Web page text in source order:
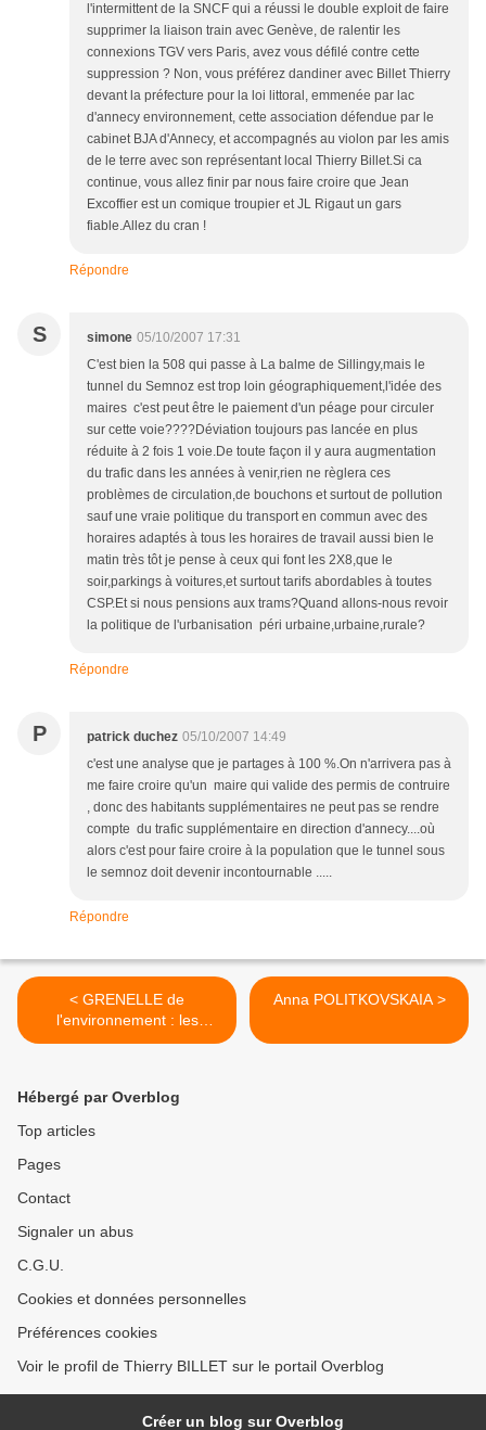
l'intermittent de la SNCF qui a réussi le double exploit de faire
supprimer la liaison train avec Genève, de ralentir les
connexions TGV vers Paris, avez vous défilé contre cette
suppression ? Non, vous préférez dandiner avec Billet Thierry
devant la préfecture pour la loi littoral, emmenée par lac
d'annecy environnement, cette association défendue par le
cabinet BJA d'Annecy, et accompagnés au violon par les amis
de le terre avec son représentant local Thierry Billet.Si ca
continue, vous allez finir par nous faire croire que Jean
Excoffier est un comique troupier et JL Rigaut un gars
fiable.Allez du cran !
Répondre
S simone 05/10/2007 17:31
C'est bien la 508 qui passe à La balme de Sillingy,mais le
tunnel du Semnoz est trop loin géographiquement,l'idée des
maires c'est peut être le paiement d'un péage pour circuler
sur cette voie????Déviation toujours pas lancée en plus
réduite à 2 fois 1 voie.De toute façon il y aura augmentation
du trafic dans les années à venir,rien ne règlera ces
problèmes de circulation,de bouchons et surtout de pollution
sauf une vraie politique du transport en commun avec des
horaires adaptés à tous les horaires de travail aussi bien le
matin très tôt je pense à ceux qui font les 2X8,que le
soir,parkings à voitures,et surtout tarifs abordables à toutes
CSP.Et si nous pensions aux trams?Quand allons-nous revoir
la politique de l'urbanisation péri urbaine,urbaine,rurale?
Répondre
P patrick duchez 05/10/2007 14:49
c'est une analyse que je partages à 100 %.On n'arrivera pas à
me faire croire qu'un maire qui valide des permis de contruire
, donc des habitants supplémentaires ne peut pas se rendre
compte du trafic supplémentaire en direction d'annecy....où
alors c'est pour faire croire à la population que le tunnel sous
le semnoz doit devenir incontournable .....
Répondre
< GRENELLE de
l'environnement : les
VERTS proposent
Anna POLITKOVSKAIA >
Hébergé par Overblog
Top articles
Pages
Contact
Signaler un abus
C.G.U.
Cookies et données personnelles
Préférences cookies
Voir le profil de Thierry BILLET sur le portail Overblog
Créer un blog sur Overblog